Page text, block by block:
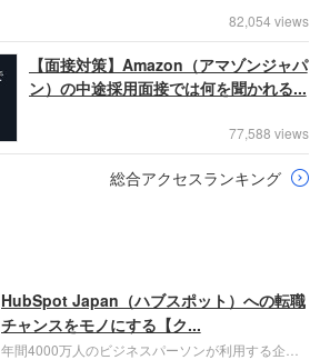
82,054 views
【面接対策】Amazon（アマゾンジャパ
ン）の中途採用面接では何を聞かれる...
77,588 views
総合アクセスランキング
HubSpot Japan（ハブスポット）への転職
チャンスをモノにする【ク...
年間4000万人のビジネスパーソンが利用する企業